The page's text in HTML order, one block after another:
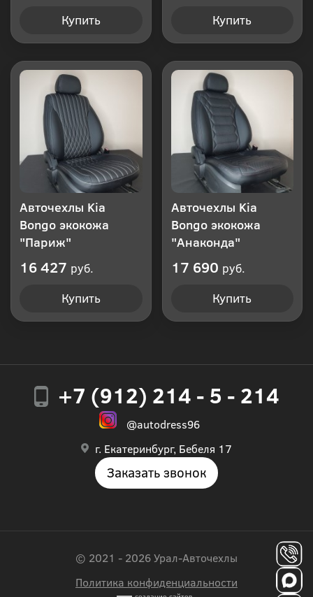
Купить Купить
Авточехлы Kia
Bongo экокожа
"Париж"
16 427 руб.
Купить
Авточехлы Kia
Bongo экокожа
"Анаконда"
17 690 руб.
Купить
+7 (912) 214 - 5 - 214
@autodress96
г. Екатеринбург, Бебеля 17
Заказать звонок
© 2021 - 2026 Урал-Авточехлы
Политика конфиденциальности